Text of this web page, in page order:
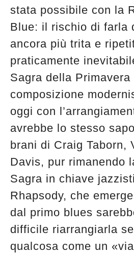
stata possibile con la
Blue: il rischio di farla
ancora più trita e
praticamente
Sagra della Primavera
composizione
oggi con
avrebbe lo stesso
brani di Craig Taborn,
Davis, pur rimanendo
Sagra in chiave
Rhapsody, che
dal primo blues
difficile riarrangiarla
qualcosa come un